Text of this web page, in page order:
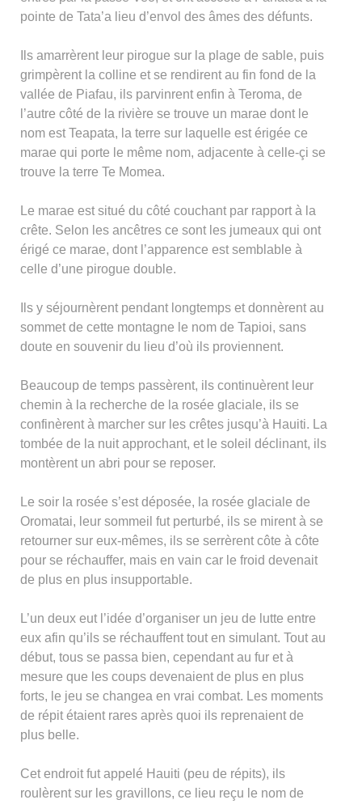
pointe de Tata’a lieu d’envol des âmes des défunts.
Ils amarrèrent leur pirogue sur la plage de sable, puis
grimpèrent la colline et se rendirent au fin fond de la
vallée de Piafau, ils parvinrent enfin à Teroma, de
l’autre côté de la rivière se trouve un marae dont le
nom est Teapata, la terre sur laquelle est érigée ce
marae qui porte le même nom, adjacente à celle-çi se
trouve la terre Te Momea.
Le marae est situé du côté couchant par rapport à la
crête. Selon les ancêtres ce sont les jumeaux qui ont
érigé ce marae, dont l’apparence est semblable à
celle d’une pirogue double.
Ils y séjournèrent pendant longtemps et donnèrent au
sommet de cette montagne le nom de Tapioi, sans
doute en souvenir du lieu d’où ils proviennent.
Beaucoup de temps passèrent, ils continuèrent leur
chemin à la recherche de la rosée glaciale, ils se
confinèrent à marcher sur les crêtes jusqu’à Hauiti. La
tombée de la nuit approchant, et le soleil déclinant, ils
montèrent un abri pour se reposer.
Le soir la rosée s’est déposée, la rosée glaciale de
Oromatai, leur sommeil fut perturbé, ils se mirent à se
retourner sur eux-mêmes, ils se serrèrent côte à côte
pour se réchauffer, mais en vain car le froid devenait
de plus en plus insupportable.
L’un deux eut l’idée d’organiser un jeu de lutte entre
eux afin qu’ils se réchauffent tout en simulant. Tout au
début, tous se passa bien, cependant au fur et à
mesure que les coups devenaient de plus en plus
forts, le jeu se changea en vrai combat. Les moments
de répit étaient rares après quoi ils reprenaient de
plus belle.
Cet endroit fut appelé Hauiti (peu de répits), ils
roulèrent sur les gravillons, ce lieu reçu le nom de